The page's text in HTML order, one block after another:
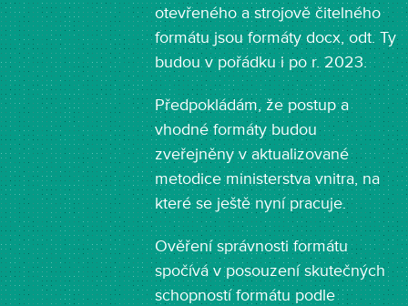
otevřeného a strojově čitelného
formátu jsou formáty docx, odt. Ty
budou v pořádku i po r. 2023.
Předpokládám, že postup a
vhodné formáty budou
zveřejněny v aktualizované
metodice ministerstva vnitra, na
které se ještě nyní pracuje.
Ověření správnosti formátu
spočívá v posouzení skutečných
schopností formátu podle